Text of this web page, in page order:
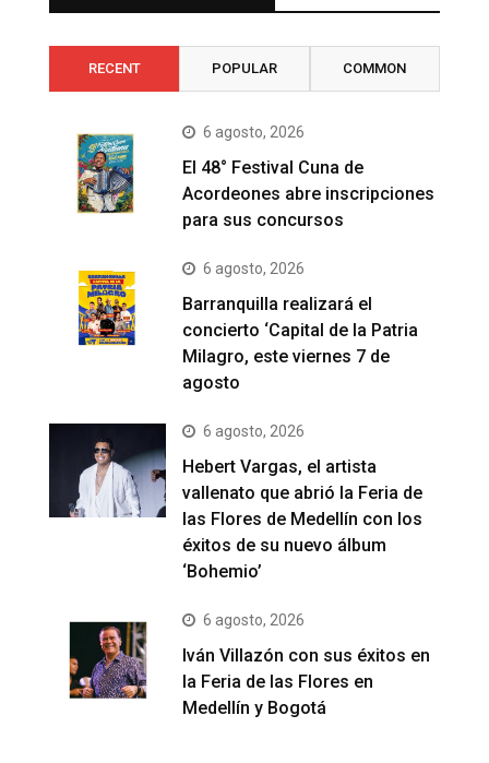
RECENT POPULAR COMMON
6 agosto, 2026
El 48° Festival Cuna de
Acordeones abre inscripciones
para sus concursos
6 agosto, 2026
Barranquilla realizará el
concierto ‘Capital de la Patria
Milagro, este viernes 7 de
agosto
6 agosto, 2026
Hebert Vargas, el artista
vallenato que abrió la Feria de
las Flores de Medellín con los
éxitos de su nuevo álbum
‘Bohemio’
6 agosto, 2026
Iván Villazón con sus éxitos en
la Feria de las Flores en
Medellín y Bogotá